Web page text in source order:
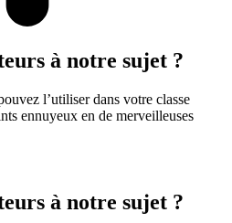
à notre sujet ?
l’utiliser dans votre classe
ennuyeux en de merveilleuses
à notre sujet ?